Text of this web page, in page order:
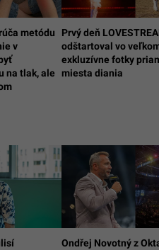
metódu
v
na tlak, ale
Prvý deň
odštartoval vo
exkluzívne fotky
miesta diania
Ondřej Novotný z